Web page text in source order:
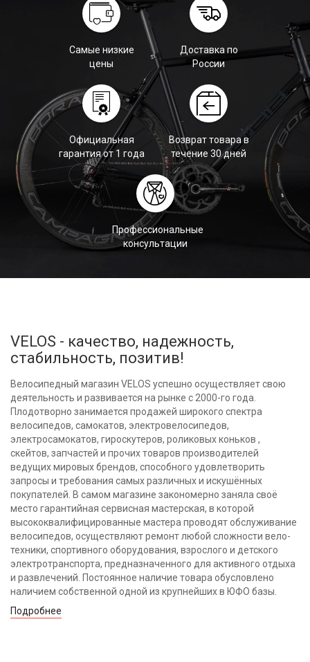
Самые низкие
цены
Доставка по
России
Официальная
гарантия от 1 года
Возврат товара в
течение 30 дней
Профессиональные
консультации
VELOS - качество, надежность,
стабильность, позитив!
Велосипедный магазин VELOS успешно осуществляет свою
деятельность и развивается на рынке с 2000-го года.
Плодотворно занимается продажей широкого спектра
велосипедов, самокатов, электровелосипедов,
электросамокатов, гироскутеров, роликовых коньков ,
скейтов, запчастей и прочих товаров производителей
ведущих мировых брендов, способного удовлетворить
запросы и требования самых различных и искушённых
покупателей. В самом магазине закономерно заняла своё
место гарантийная сервисная мастерская, в которой
высококвалифицированные мастера проводят обслуживание
велосипедов, осуществляют ремонт любой сложности вело-
техники, спортивного оборудования, взрослого и детского
электротранспорта, предназначенного для активного отдыха
и развлечений. Постоянное наличие товара обусловлено
наличием собственной одной из крупнейших в ЮФО базы.
Подробнее